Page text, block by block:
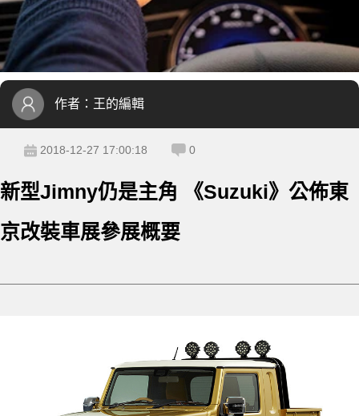
作者： 王的編輯
2018-12-27 17:00:18 0
新型Jimny仍是主角 《Suzuki》公佈東
京改裝車展參展概要